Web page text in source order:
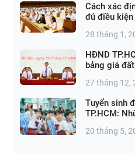
Cách xác
đủ điều
28 tháng 1,
HĐND
bảng giá
đồng/m²
27 tháng 12,
Tuyển sinh
TP.HCM:
20 tháng 5,